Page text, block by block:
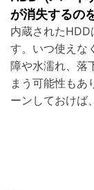
が消失するの
内蔵された
す。いつ使えな
障や水濡れ、落
まう可能性もあ
ーンしておけば